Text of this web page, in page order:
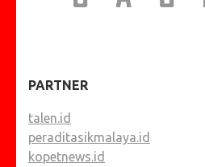
PARTNER
talen.id
peraditasikmalaya.id
kopetnews.id